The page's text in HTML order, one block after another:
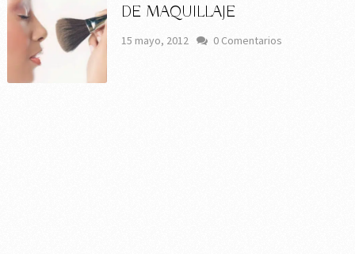
DE MAQUILLAJE
15 mayo, 2012 0 Comentarios